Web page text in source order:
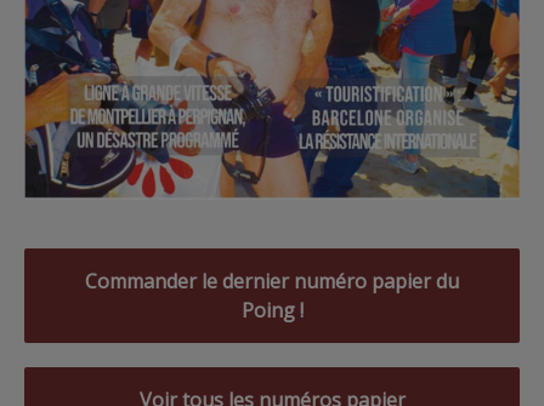
Commander le dernier numéro papier du
Poing !
Voir tous les numéros papier